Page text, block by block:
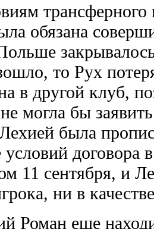
обязана
то Рух
в другой клуб,
могла бы
была
договора
11 сентября, и
ни в
Роман еще